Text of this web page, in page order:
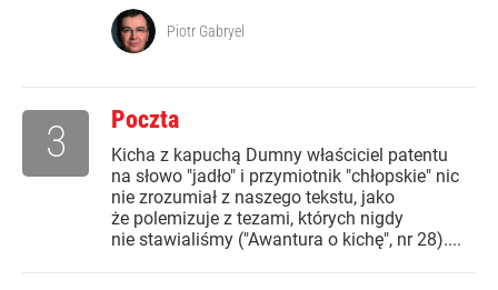
Piotr Gabryel
Poczta
Kicha z kapuchą Dumny właściciel patentu
na słowo "jadło" i przymiotnik "chłopskie" nic
nie zrozumiał z naszego tekstu, jako
że polemizuje z tezami, których nigdy
nie stawialiśmy ("Awantura o kichę", nr 28)....
3